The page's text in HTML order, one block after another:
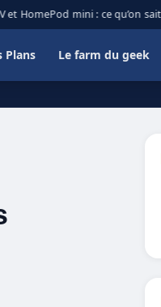
HomePod mini : ce qu’on sait
Plans Le farm du geek